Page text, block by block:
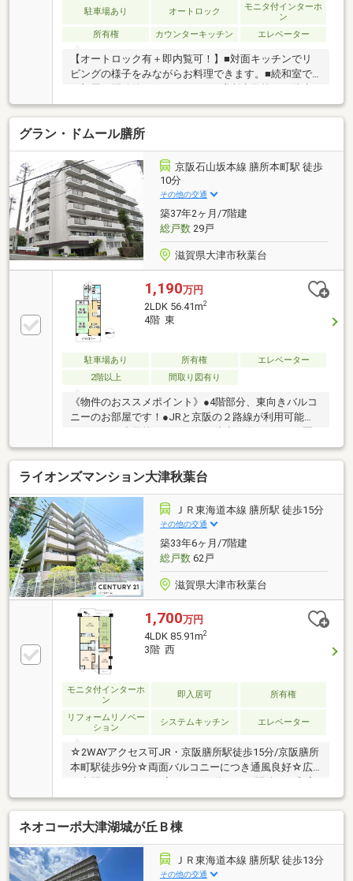
駐車場あり オートロック
モニタ付インターホ
ン
所有権
カウンターキッチン エレベーター
【オートロック有＋即内覧可！】■対面キッチンでリ
ビングの様子をみながらお料理できます。■続和室で
お部屋を開放的につかえます。■膳所小学校まで徒歩7
分とお子様の登下校にも安心の距離。
グラン・ドムール膳所
京阪石山坂本線 膳所本町駅 徒歩
10分
その他の交通
築37年2ヶ月/7階建
総戸数29戸
滋賀県大津市秋葉台
1,190万円
2LDK 56.41m2
4階 東
駐車場あり 所有権
エレベーター
2階以上
間取り図有り
《物件のおススメポイント》●4階部分、東向きバルコ
ニーのお部屋です！●JRと京阪の２路線が利用可能で
内にあり、毎日の生活に嬉しい距離ですね。●当マン
ションから約260ｍ先に茶臼山公園がございますので
気軽に遊べたり、散歩ができたりと楽しみが広がりま
すね。《周辺施設のおススメポイント》●膳所小学校
まで約710ｍ●フレンドマート膳所店まで約340ｍ●滋賀
病院まで約1200ｍ
ライオンズマンション大津秋葉台
ＪＲ東海道本線 膳所駅 徒歩15分
その他の交通
築33年6ヶ月/7階建
総戸数62戸
滋賀県大津市秋葉台
1,700万円
4LDK 85.91m2
3階 西
モニタ付インターホ
ン
即入居可 所有権
リフォームリノベー
ション
システムキッチン エレベーター
☆2WAYアクセス可JR・京阪膳所駅徒歩15分/京阪膳所
本町駅徒歩9分☆両面バルコニーにつき通風良好☆広
☆令和6年9月改装済み○クロス全面貼替○LDK・廊下の
フローリング新調○洋室2部屋のカーペット新調○ビル
トインコンロ新調○洗面化粧台新調○畳表替○建具新調○
全室照明器具新調○ハウスクリーニング済～お気軽に
ご見学にお越しくださいませ～
ネオコーポ大津湖城が丘Ｂ棟
ＪＲ東海道本線 膳所駅 徒歩13分
その他の交通